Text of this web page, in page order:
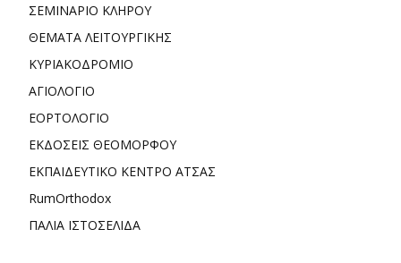
ΣΕΜΙΝΑΡΙΟ ΚΛΗΡΟΥ
ΘΕΜΑΤΑ ΛΕΙΤΟΥΡΓΙΚΗΣ
ΚΥΡΙΑΚΟΔΡΟΜΙΟ
ΑΓΙΟΛΟΓΙΟ
ΕΟΡΤΟΛΟΓΙΟ
ΕΚΔΟΣΕΙΣ ΘΕΟΜΟΡΦΟΥ
ΕΚΠΑΙΔΕΥΤΙΚΟ ΚΕΝΤΡΟ ΑΤΣΑΣ
RumOrthodox
ΠΑΛΙΑ ΙΣΤΟΣΕΛΙΔΑ